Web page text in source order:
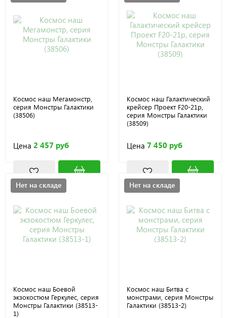
Космос наш Мегамонстр,
серия Монстры Галактики
(38506)
Цена 2 457 руб
Космос наш Галактический
крейсер Проект F20-21р,
серия Монстры Галактики
(38509)
Цена 7 450 руб
Нет на складе
Космос наш Боевой
экзокостюм Геркулес, серия
Монстры Галактики (38513-
1)
Нет на складе
Космос наш Битва с
монстрами, серия Монстры
Галактики (38513-2)